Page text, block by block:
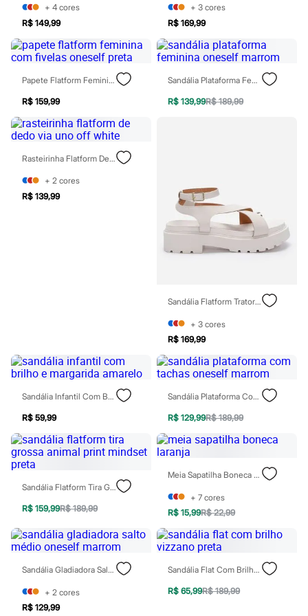
Moda esportiva
Shorts e Saias
Vestidos
Masculino
Em alta
Inverno
Roupas
Bermudas
Camisas
Calças
Camisetas e Regatas
Casacos e Jaquetas
Jeans
Polos
Acessórios
Tênis
Moda esportiva
Acessórios
Camisetas
Calças
Calçados
Regatas
Moda íntima
Cuecas
Meias
Pijamas
Moda praia
Personagens
Plus size
Blusas e Camisetas
Calças
Casacos e Jaquetas
Jeans
Moda esportiva
Shorts e Bermudas
+ 4 cores
R$ 149,99
+ 3 cores
R$ 169,99
Papete Flatform Feminina Com Fivelas Oneself Preta
R$ 159,99
Sandália Plataforma Feminina Oneself Marrom
R$ 139,99R$ 189,99
Rasteirinha Flatform De Dedo Via Uno Off White
+ 2 cores
R$ 139,99
Sandália Flatform Tratorada Vizzano Off White
+ 3 cores
R$ 169,99
Sandália Infantil Com Brilho E Margarida Amarelo
R$ 59,99
Sandália Plataforma Com Tachas Oneself Marrom
R$ 129,99R$ 189,99
Sandália Flatform Tira Grossa Animal Print Mindset Preta
R$ 159,99R$ 189,99
Meia Sapatilha Boneca Laranja
+ 7 cores
R$ 15,99R$ 22,99
Sandália Gladiadora Salto Médio Oneself Marrom
+ 2 cores
R$ 129,99
Sandália Flat Com Brilho Vizzano Preta
R$ 65,99R$ 189,99